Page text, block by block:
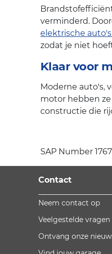
verminderd.
elektrische auto's
zodat je niet
Klaar voor
Moderne auto's,
motor hebben
constructie die
SAP Number
Contact
Neem contact op
Veelgestelde vragen
Ontvang onze